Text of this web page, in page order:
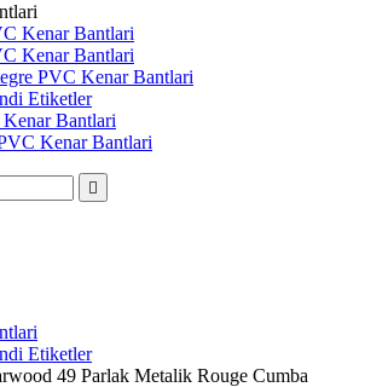
Kenar Bantlari
Kenar Bantlari
PVC Kenar Bantlari
Etiketler
Bantlari
Kenar Bantlari

Etiketler
49 Parlak Metalik Rouge Cumba